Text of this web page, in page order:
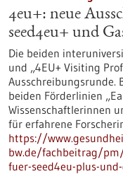
4eu+: neue
seed4eu+ und
Die beiden
und „4EU+ Visiting
Ausschreibungsrunde.
beiden Förderlinien
Wissenschaftlerinnen
für erfahrene
https://
bw.de/fachbeitrag/
fuer-seed4eu-plus-